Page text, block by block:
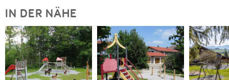
IN DER NÄHE